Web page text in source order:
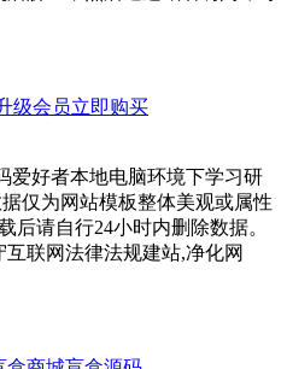
级会员立即购买
爱好者本地电脑环境下学习研
仅为网站模板整体美观或属性
后请自行24小时内删除数据。
联网法律法规建站,净化网